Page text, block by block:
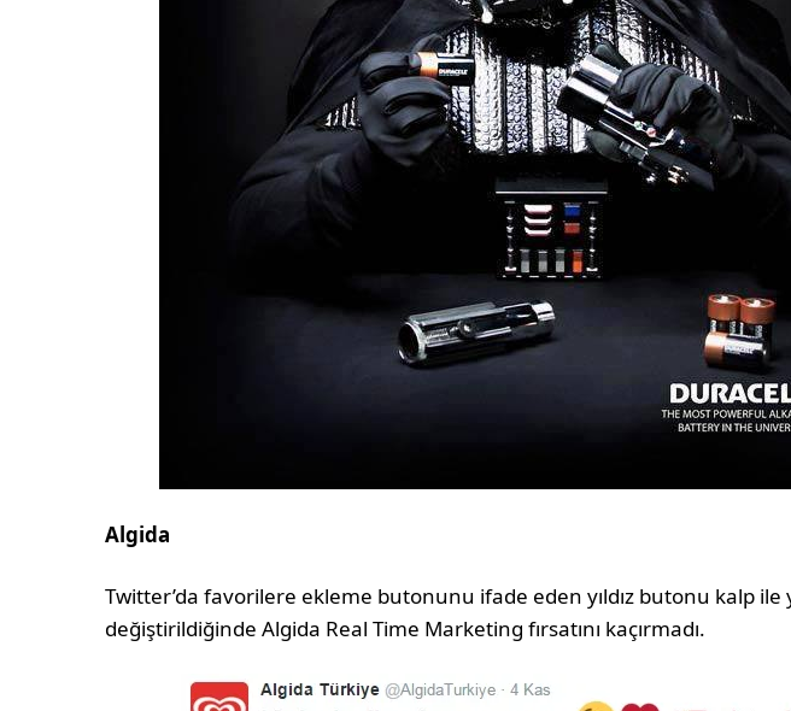
Algida
Twitter’da favorilere ekleme butonunu ifade eden yıldız butonu kalp ile
değiştirildiğinde Algida Real Time Marketing fırsatını kaçırmadı.